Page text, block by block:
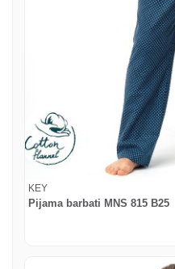
KEY
Pijama barbati MNS 815 B25